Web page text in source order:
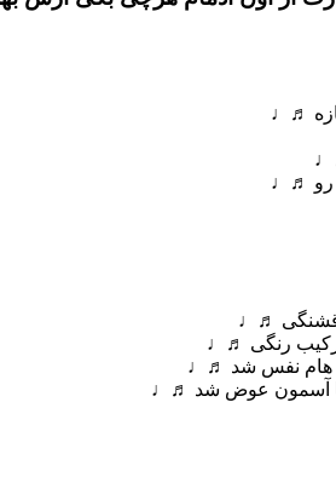
♬♩
رو ♬♩
قشنگی ♬♩
رنگی ♬♩
هام نفس شد ♬♩
آسمون عوض شد ♬♩